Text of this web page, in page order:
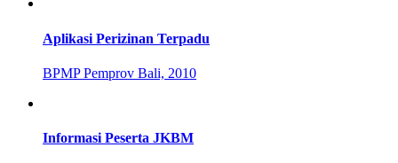
Aplikasi Perizinan Terpadu
BPMP Pemprov Bali, 2010
Informasi Peserta JKBM